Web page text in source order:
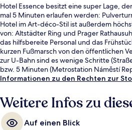
Hotel Essence besitzt eine super Lage,
mal 5 Minuten erlaufen werden:
Hotel im Art-déco-Stil ist außerdem
von: Altstädter Ring und Prager
das hilfsbereite Personal und das
kurzen Fußmarsch von den öffentlichen
zur U-Bahn sind es wenige Schritte
bzw. 5 Minuten (Metrostation Náměstí
Informationen zu den Rechten zur
Weitere Infos zu
Auf einen Blick